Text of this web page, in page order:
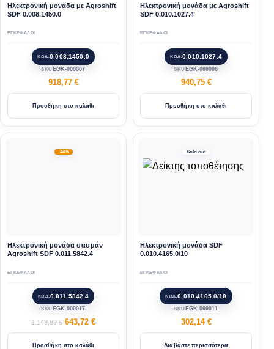
Ηλεκτρονική μονάδα με Agroshift
SDF 0.008.1450.0
ΕΓΚΕΦΑΛΟΙ
ΚΩΔ.0.008.1450.0
SKU EGK-000007
918,77 €
Προσθήκη στο καλάθι
Ηλεκτρονική μονάδα με Agroshift
SDF 0.010.1027.4
ΕΓΚΕΦΑΛΟΙ
ΚΩΔ.0.010.1027.4
SKU EGK-000006
940,75 €
Προσθήκη στο καλάθι
-44%
Ηλεκτρονική μονάδα σασμάν
Agroshift SDF 0.011.5842.4
ΕΓΚΕΦΑΛΟΙ
ΚΩΔ. 0.011.5842.4
SKU EGK-000017
1.149,99€ 643,72 €
Προσθήκη στο καλάθι
Sold out
Ηλεκτρονική μονάδα SDF
0.010.4165.0/10
ΕΓΚΕΦΑΛΟΙ
ΚΩΔ.0.010.4165.0/10
SKU EGK-000011
302,14 €
Διαβάστε περισσότερα